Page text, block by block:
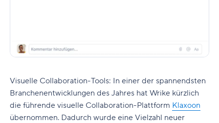
Visuelle Collaboration-Tools: In einer der spannendsten
Branchenentwicklungen des Jahres hat Wrike kürzlich
die führende visuelle Collaboration-Plattform Klaxoon
übernommen. Dadurch wurde eine Vielzahl neuer